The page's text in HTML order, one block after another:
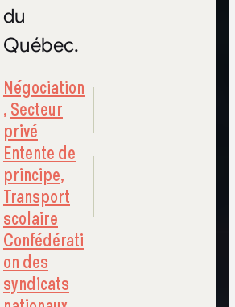
du
Québec.
Négociation
,Secteur
privé
Entente de
principe,
Transport
scolaire
Confédérati
on des
syndicats